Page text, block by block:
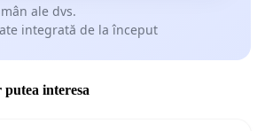
ale dvs.
integrată de la început
interesa